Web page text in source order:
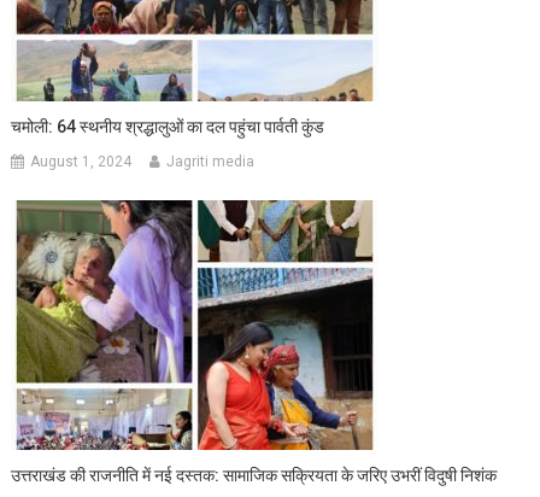
चमोली: 64 स्थनीय श्रद्धालुओं का दल पहुंचा पार्वती कुंड
August 1, 2024 Jagriti media
उत्तराखंड की राजनीति में नई दस्तक: सामाजिक सक्रियता के जरिए उभरीं विदुषी निशंक